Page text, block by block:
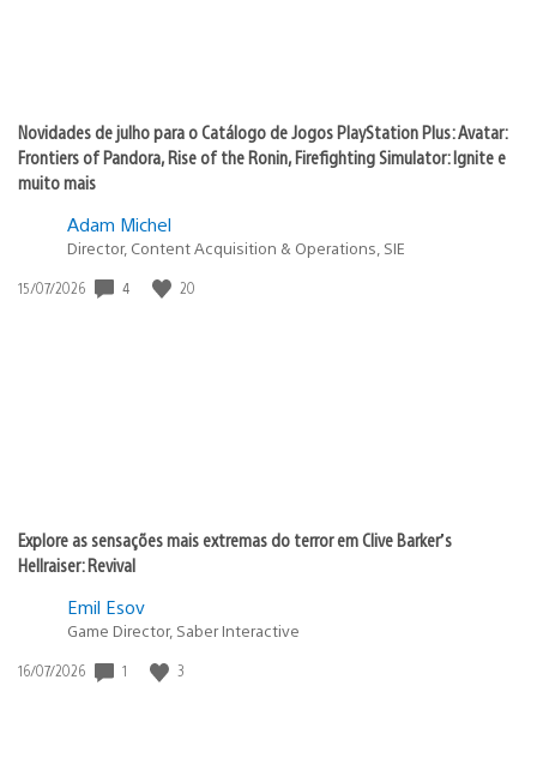
Novidades de julho para o Catálogo de Jogos PlayStation Plus: Avatar:
Frontiers of Pandora, Rise of the Ronin, Firefighting Simulator: Ignite e
muito mais
Adam Michel
Director, Content Acquisition & Operations, SIE
Data
15/07/2026 4 20
Explore as sensações mais extremas do terror em Clive Barker’s
Hellraiser: Revival
Emil Esov
Game Director, Saber Interactive
Data
16/07/2026 1 3